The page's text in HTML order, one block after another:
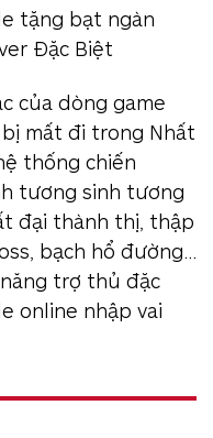
của dòng game
mất đi trong Nhất
thống chiến
tương sinh tương
đại thành thị, thập
bạch hổ đường…
trợ thủ đặc
online nhập vai